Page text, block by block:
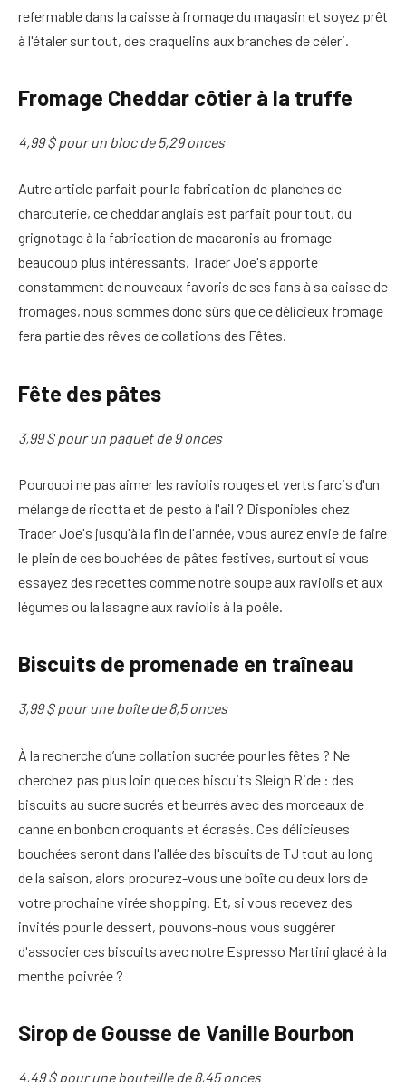
refermable dans la caisse à fromage du magasin et soyez prêt
à l'étaler sur tout, des craquelins aux branches de céleri.
Fromage Cheddar côtier à la truffe
4,99 $ pour un bloc de 5,29 onces
Autre article parfait pour la fabrication de planches de
charcuterie, ce cheddar anglais est parfait pour tout, du
grignotage à la fabrication de macaronis au fromage
beaucoup plus intéressants. Trader Joe's apporte
constamment de nouveaux favoris de ses fans à sa caisse de
fromages, nous sommes donc sûrs que ce délicieux fromage
fera partie des rêves de collations des Fêtes.
Fête des pâtes
3,99 $ pour un paquet de 9 onces
Pourquoi ne pas aimer les raviolis rouges et verts farcis d'un
mélange de ricotta et de pesto à l'ail ? Disponibles chez
Trader Joe's jusqu'à la fin de l'année, vous aurez envie de faire
le plein de ces bouchées de pâtes festives, surtout si vous
essayez des recettes comme notre soupe aux raviolis et aux
légumes ou la lasagne aux raviolis à la poêle.
Biscuits de promenade en traîneau
3,99 $ pour une boîte de 8,5 onces
À la recherche d’une collation sucrée pour les fêtes ? Ne
cherchez pas plus loin que ces biscuits Sleigh Ride : des
biscuits au sucre sucrés et beurrés avec des morceaux de
canne en bonbon croquants et écrasés. Ces délicieuses
bouchées seront dans l'allée des biscuits de TJ tout au long
de la saison, alors procurez-vous une boîte ou deux lors de
votre prochaine virée shopping. Et, si vous recevez des
invités pour le dessert, pouvons-nous vous suggérer
d'associer ces biscuits avec notre Espresso Martini glacé à la
menthe poivrée ?
Sirop de Gousse de Vanille Bourbon
4,49 $ pour une bouteille de 8,45 onces